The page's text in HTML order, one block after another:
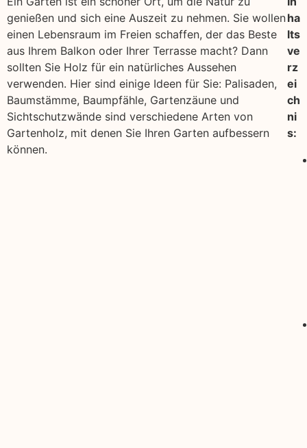
genießen und sich eine Auszeit zu nehmen. Sie wollen
einen Lebensraum im Freien schaffen, der das Beste
aus Ihrem Balkon oder Ihrer Terrasse macht? Dann
sollten Sie Holz für ein natürliches Aussehen
verwenden. Hier sind einige Ideen für Sie: Palisaden,
Baumstämme, Baumpfähle, Gartenzäune und
Sichtschutzwände sind verschiedene Arten von
Gartenholz, mit denen Sie Ihren Garten aufbessern
können.
ha
lts
ve
rz
ei
ch
ni
s: